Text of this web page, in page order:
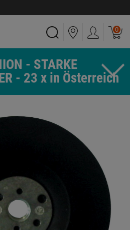
0
- STARKE
- 23 x in Österreich